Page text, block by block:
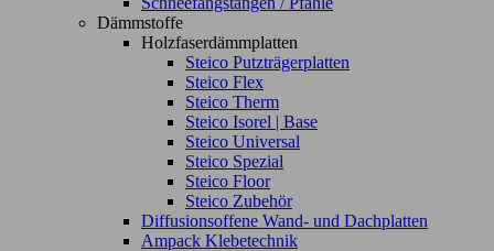
Dämmstoffe
Holzfaserdämmplatten
Steico Putzträgerplatten
Steico Flex
Steico Therm
Steico Isorel | Base
Steico Universal
Steico Spezial
Steico Floor
Steico Zubehör
Diffusionsoffene Wand- und Dachplatten
Ampack Klebetechnik